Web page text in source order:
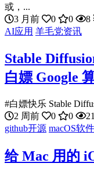
或，...
3 月前
0 0 8
AI应用 羊毛党资讯
Stable
白嫖 Google
#白嫖快乐 Stable
2 周前
0 0 21
github开源 macOS软件
给 Mac 用的